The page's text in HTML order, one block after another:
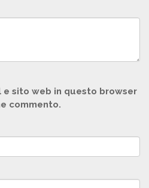
e sito web in questo browser
commento.